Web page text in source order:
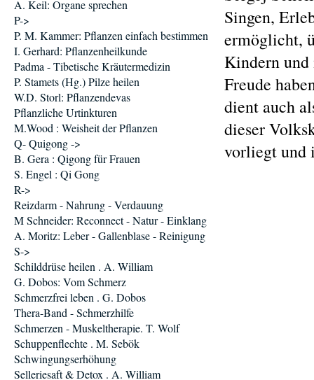
Singen,
ermöglicht,
Kindern und
Freude
dient auch
dieser
vorliegt und
A. Keil: Organe sprechen
P->
P. M. Kammer: Pflanzen einfach bestimmen
I. Gerhard: Pflanzenheilkunde
Padma - Tibetische Kräutermedizin
P. Stamets (Hg.) Pilze heilen
W.D. Storl: Pflanzendevas
Pflanzliche Urtinkturen
M.Wood : Weisheit der Pflanzen
Q- Quigong ->
B. Gera : Qigong für Frauen
S. Engel : Qi Gong
R->
Reizdarm - Nahrung - Verdauung
M Schneider: Reconnect - Natur - Einklang
A. Moritz: Leber - Gallenblase - Reinigung
S->
Schilddrüse heilen . A. William
G. Dobos: Vom Schmerz
Schmerzfrei leben . G. Dobos
Thera-Band - Schmerzhilfe
Schmerzen - Muskeltherapie. T. Wolf
Schuppenflechte . M. Sebök
Schwingungserhöhung
Selleriesaft & Detox . A. William